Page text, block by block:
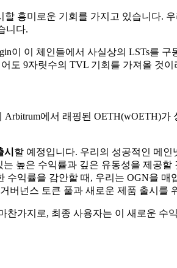
흥미로운 기회를 가지고 있습니다.
니다.
이 이 체인들에서 사실상의 LSTs를
도 9자릿수의 TVL 기회를 가져올 것이
에서 래핑된 OETH(wOETH)
할 예정입니다. 우리의 성공적인 메인
높은 수익률과 깊은 유동성을 제공할
수익률을 감안할 때, 우리는 OGN을
넌스 토큰 풀과 새로운 제품 출시를
찬가지로, 최종 사용자는 이 새로운 수